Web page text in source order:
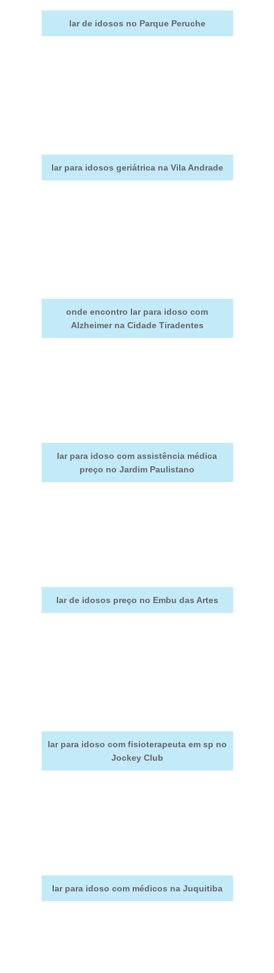
lar de idosos no Parque Peruche
lar para idosos geriátrica na Vila Andrade
onde encontro lar para idoso com
Alzheimer na Cidade Tiradentes
lar para idoso com assistência médica
preço no Jardim Paulistano
lar de idosos preço no Embu das Artes
lar para idoso com fisioterapeuta em sp no
Jockey Club
lar para idoso com médicos na Juquitiba